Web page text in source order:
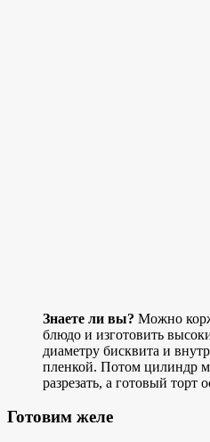
Знаете ли вы? Можно
блюдо и изготовить
диаметру бисквита и
пленкой. Потом цилиндр
разрезать, а готовый торт
Готовим желе